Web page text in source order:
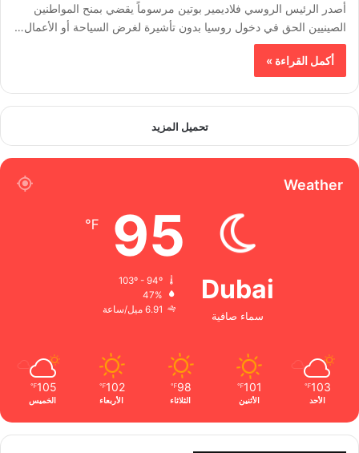
أصدر الرئيس الروسي فلاديمير بوتين مرسوماً يقضي بمنح المواطنين
الصينيين الحق في دخول روسيا بدون تأشيرة لغرض السياحة أو الأعمال…
أكمل القراءة »
تحميل المزيد
Weather
Dubai
سماء صافية
95
℉
47%
6.91 ميل/ساعة
103
℉
الأحد
101
℉
الأثنين
98
℉
الثلاثاء
102
℉
الأربعاء
105
℉
الخميس